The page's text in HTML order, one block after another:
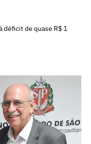
déficit de quase R$ 1